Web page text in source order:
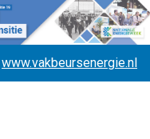
www.vakbeursenergie.nl